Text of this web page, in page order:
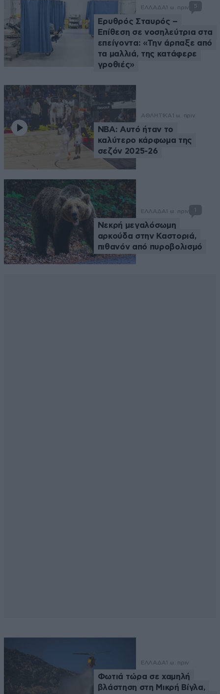
ΕΛΛΑΔΑ 1 ω. πριν 5
Ερυθρός Σταυρός –
Επίθεση σε νοσηλεύτρια στα
επείγοντα: «Την άρπαξε από
τα μαλλιά, της κατάφερε
γροθιές»
ΑΘΛΗΤΙΚΑ 1 ω. πριν
NBA: Αυτό ήταν το
καλύτερο κάρφωμα της
σεζόν 2025-26
ΕΛΛΑΔΑ 1 ω. πριν 1
Νεκρή μεγαλόσωμη
αρκούδα στην Καστοριά,
πιθανόν από πυροβολισμό
ΕΛΛΑΔΑ 1 ω. πριν
Φωτιά τώρα σε χαμηλή
βλάστηση στη Μικρή Βίγλα,